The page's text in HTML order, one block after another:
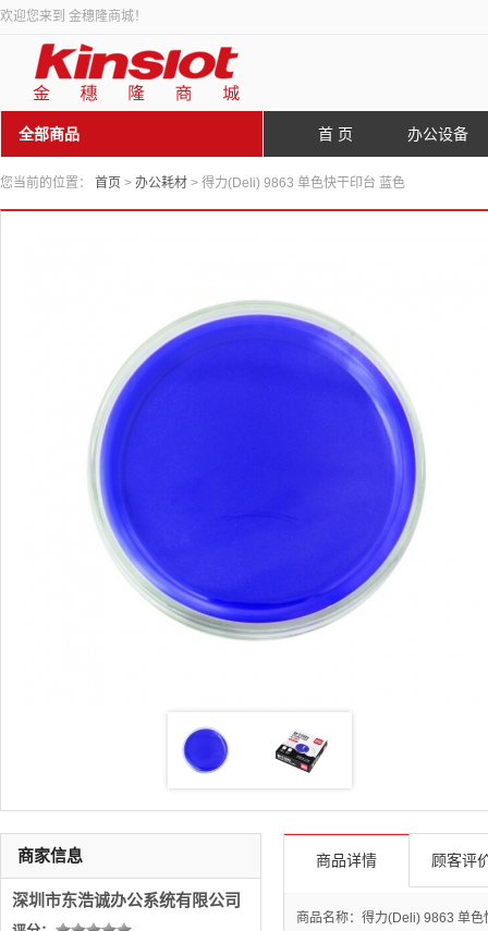
欢迎您来到 金穗隆商城！
全部商品 首 页 办公设备
您当前的位置： 首页 > 办公耗材 > 得力(Deli) 9863 单色快干印台 蓝色
商品详情 顾客评
商品名称：得力(Deli) 9863 单色
商家信息
深圳市东浩诚办公系统有限公司